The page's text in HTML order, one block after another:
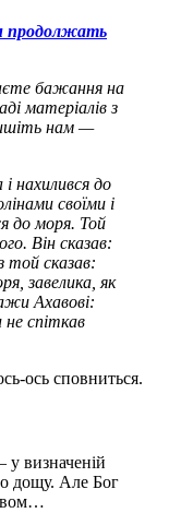
продолжать
бажання на
матеріалів з
нам —
нахилився до
своїми і
до моря. Той
Він сказав:
той сказав:
завелика, як
Ахавові:
не спіткав
ось сповниться.
у визначеній
дощу. Але Бог